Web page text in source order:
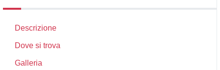
Descrizione
Dove si trova
Galleria